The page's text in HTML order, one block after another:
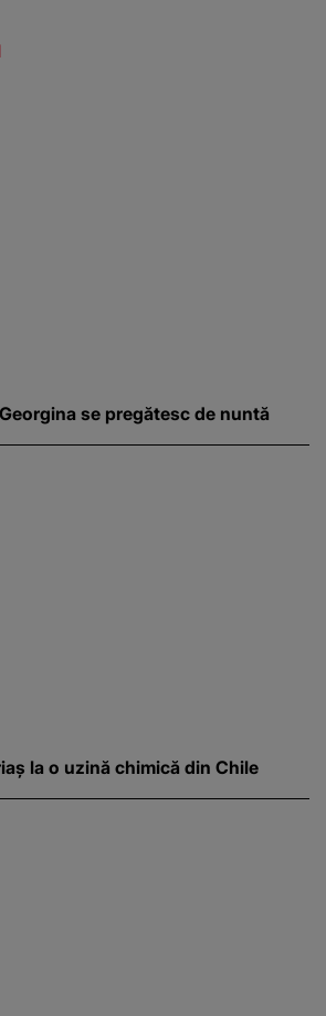
se pregătesc de nuntă
la o uzină chimică din Chile